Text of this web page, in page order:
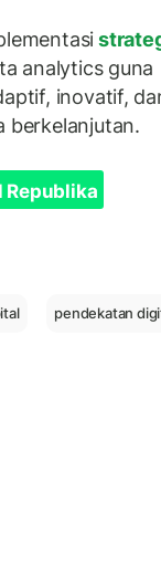
analytics guna
inovatif,
berkelanjutan.
Republika
pendekatan